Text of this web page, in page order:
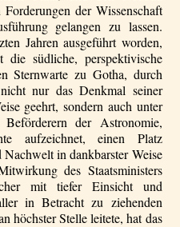
der Wissenschaft
gelangen zu lassen.
Jahren ausgeführt worden,
südliche, perspektivische
Sternwarte zu Gotha, durch
nur das Denkmal seiner
geehrt, sondern auch unter
der Astronomie,
aufzeichnet, einen Platz
in dankbarster Weise
des Staatsministers
mit tiefer Einsicht und
in Betracht zu ziehenden
höchster Stelle leitete, hat das